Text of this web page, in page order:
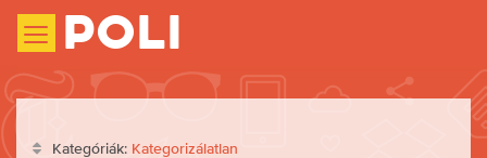
Poli
Kategóriák: Kategorizálatlan